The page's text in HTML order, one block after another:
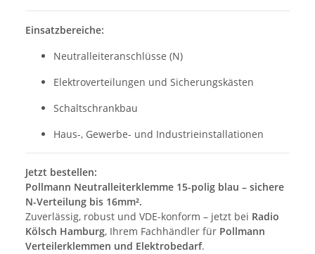
Einsatzbereiche:
Neutralleiteranschlüsse (N)
Elektroverteilungen und Sicherungskästen
Schaltschrankbau
Haus-, Gewerbe- und Industrieinstallationen
Jetzt bestellen:
Pollmann Neutralleiterklemme 15-polig blau – sichere
N-Verteilung bis 16mm².
Zuverlässig, robust und VDE-konform – jetzt bei Radio
Kölsch Hamburg, Ihrem Fachhändler für Pollmann
Verteilerklemmen und Elektrobedarf.